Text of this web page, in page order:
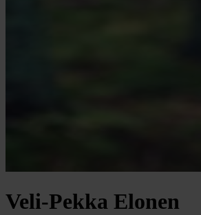
Veli-Pekka Elonen